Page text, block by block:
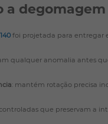
a degomagem
foi projetada para entregar
qualquer anomalia antes
: mantém rotação precisa
que preservam a